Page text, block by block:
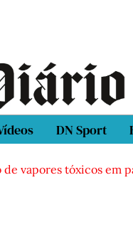
DN Sport
tóxicos em